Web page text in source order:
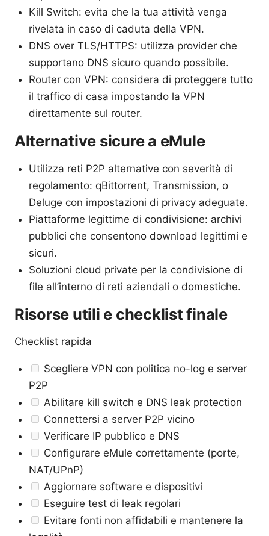
Kill Switch: evita che la tua attività venga
rivelata in caso di caduta della VPN.
DNS over TLS/HTTPS: utilizza provider che
supportano DNS sicuro quando possibile.
Router con VPN: considera di proteggere tutto
il traffico di casa impostando la VPN
direttamente sul router.
Alternative sicure a eMule
Utilizza reti P2P alternative con severità di
regolamento: qBittorrent, Transmission, o
Deluge con impostazioni di privacy adeguate.
Piattaforme legittime di condivisione: archivi
pubblici che consentono download legittimi e
sicuri.
Soluzioni cloud private per la condivisione di
file all’interno di reti aziendali o domestiche.
Risorse utili e checklist finale
Checklist rapida
Scegliere VPN con politica no-log e server
P2P
Abilitare kill switch e DNS leak protection
Connettersi a server P2P vicino
Verificare IP pubblico e DNS
Configurare eMule correttamente (porte,
NAT/UPnP)
Aggiornare software e dispositivi
Eseguire test di leak regolari
Evitare fonti non affidabili e mantenere la